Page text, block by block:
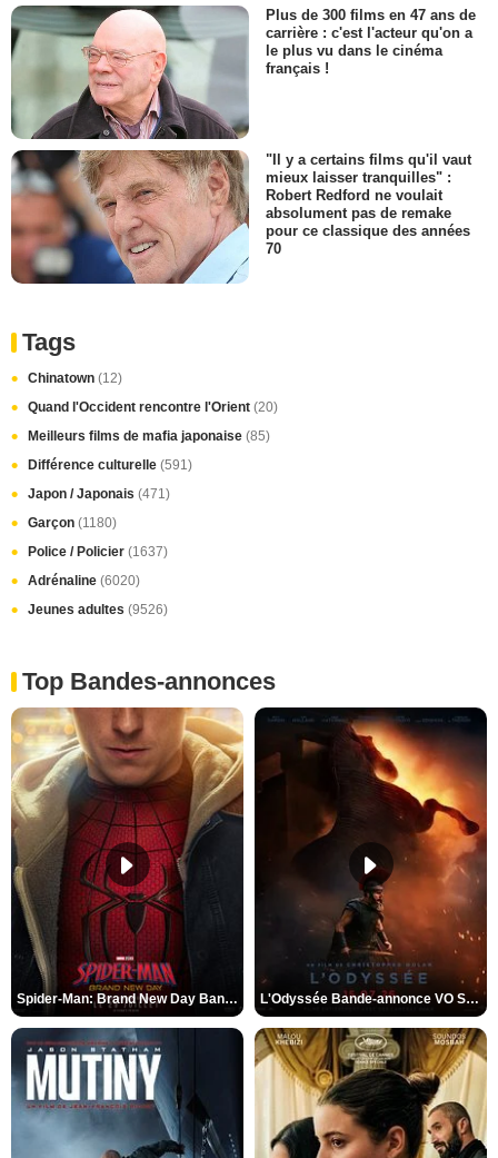
Plus de 300 films en 47 ans de
carrière : c'est l'acteur qu'on a
le plus vu dans le cinéma
français !
"Il y a certains films qu'il vaut
mieux laisser tranquilles" :
Robert Redford ne voulait
absolument pas de remake
pour ce classique des années
70
Tags
Chinatown (12)
Quand l'Occident rencontre l'Orient (20)
Meilleurs films de mafia japonaise (85)
Différence culturelle (591)
Japon / Japonais (471)
Garçon (1180)
Police / Policier (1637)
Adrénaline (6020)
Jeunes adultes (9526)
Top Bandes-annonces
Spider-Man: Brand New Day Bande-annonce VO STFR L'Odyssée Bande-annonce VO STFR